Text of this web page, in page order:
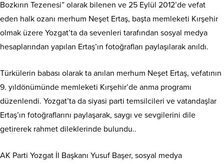
Bozkırın Tezenesi” olarak bilenen ve 25 Eylül 2012’de vefat
eden halk ozanı merhum Neşet Ertaş, başta memleketi Kırşehir
olmak üzere Yozgat’ta da sevenleri tarafından sosyal medya
hesaplarından yapılan Ertaş’ın fotoğrafları paylaşılarak anıldı.
Türkülerin babası olarak ta anılan merhum Neşet Ertaş, vefatının
9. yıldönümünde memleketi Kırşehir’de anma programı
düzenlendi. Yozgat’ta da siyasi parti temsilcileri ve vatandaşlar
Ertaş’ın fotoğraflarını paylaşarak, saygı ve sevgilerini dile
getirerek rahmet dileklerinde bulundu..
AK Parti Yozgat İl Başkanı Yusuf Başer, sosyal medya